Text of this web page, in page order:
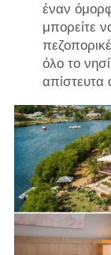
έναν
μπορείτε
όλο το
απίστευτα